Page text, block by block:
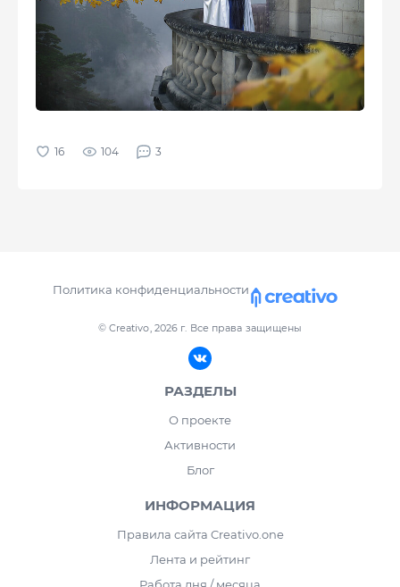
104 3
© Creativo, 2026 г. Все права защищены
Политика конфиденциальности
РАЗДЕЛЫ
О проекте
Активности
Блог
ИНФОРМАЦИЯ
Правила сайта Creativo.one
Лента и рейтинг